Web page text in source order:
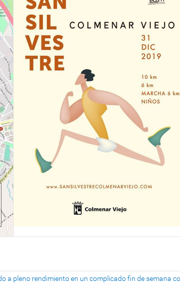
a pleno rendimiento en un complicado fin de semana